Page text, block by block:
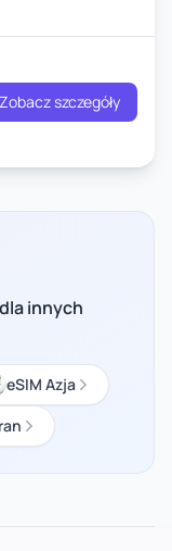
Zobacz szczegóły
innych
eSIM Azja